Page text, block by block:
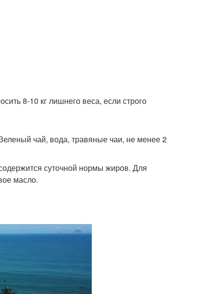
8-10 кг лишнего веса, если строго
чай, вода, травяные чаи, не менее 2
суточной нормы жиров. Для
масло.